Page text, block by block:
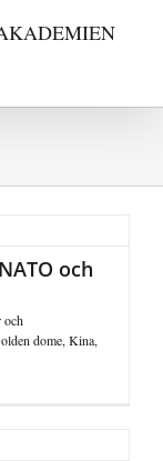
och
och
dome, Kina,